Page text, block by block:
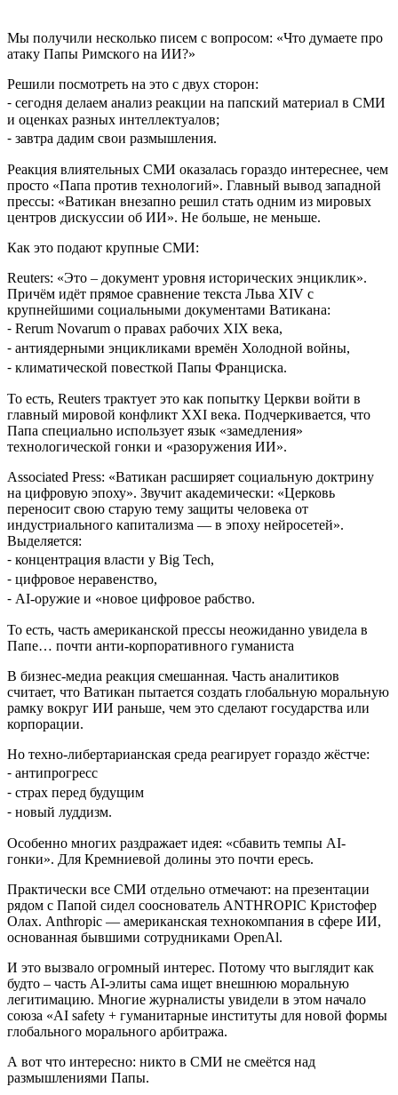
Мы получили несколько писем с вопросом: «Что думаете про
атаку Папы Римского на ИИ?»
Решили посмотреть на это с двух сторон:
⁃ сегодня делаем анализ реакции на папский материал в СМИ
и оценках разных интеллектуалов;
⁃ завтра дадим свои размышления.
Реакция влиятельных СМИ оказалась гораздо интереснее, чем
просто «Папа против технологий». Главный вывод западной
прессы: «Ватикан внезапно решил стать одним из мировых
центров дискуссии об ИИ». Не больше, не меньше.
Как это подают крупные СМИ:
Reuters: «Это – документ уровня исторических энциклик».
Причём идёт прямое сравнение текста Льва XIV с
крупнейшими социальными документами Ватикана:
⁃ Rerum Novarum о правах рабочих XIX века,
⁃ антиядерными энцикликами времён Холодной войны,
⁃ климатической повесткой Папы Франциска.
То есть, Reuters трактует это как попытку Церкви войти в
главный мировой конфликт XXI века. Подчеркивается, что
Папа специально использует язык «замедления»
технологической гонки и «разоружения ИИ».
Associated Press: «Ватикан расширяет социальную доктрину
на цифровую эпоху». Звучит академически: «Церковь
переносит свою старую тему защиты человека от
индустриального капитализма — в эпоху нейросетей».
Выделяется:
⁃ концентрация власти у Big Tech,
⁃ цифровое неравенство,
⁃ AI-оружие и «новое цифровое рабство.
То есть, часть американской прессы неожиданно увидела в
Папе… почти анти-корпоративного гуманиста
В бизнес-медиа реакция смешанная. Часть аналитиков
считает, что Ватикан пытается создать глобальную моральную
рамку вокруг ИИ раньше, чем это сделают государства или
корпорации.
Но техно-либертарианская среда реагирует гораздо жёстче:
⁃ антипрогресс
⁃ страх перед будущим
⁃ новый луддизм.
Особенно многих раздражает идея: «сбавить темпы AI-
гонки». Для Кремниевой долины это почти ересь.
Практически все СМИ отдельно отмечают: на презентации
рядом с Папой сидел сооснователь ANTHROPIC Кристофер
Олах. Anthropic — американская технокомпания в сфере ИИ,
основанная бывшими сотрудниками OpenAl.
И это вызвало огромный интерес. Потому что выглядит как
будто – часть AI-элиты сама ищет внешнюю моральную
легитимацию. Многие журналисты увидели в этом начало
союза «AI safety + гуманитарные институты для новой формы
глобального морального арбитража.
А вот что интересно: никто в СМИ не смеётся над
размышлениями Папы.